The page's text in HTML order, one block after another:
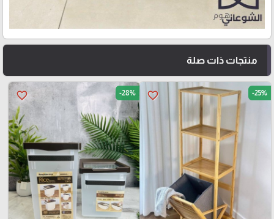
منتجات ذات صلة
favorite_border -25%
favorite_border -28%